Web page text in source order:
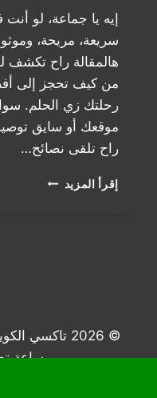
إيه يا جماعة، لو
سريعة، مريحة،
هالمقالة راح
من كيف تحجز إلى
رحلتك زي الحلم.
موقعك أو سايق
راح تلقى نصائح…
إقرأ المزيد تاكسي
ساعة